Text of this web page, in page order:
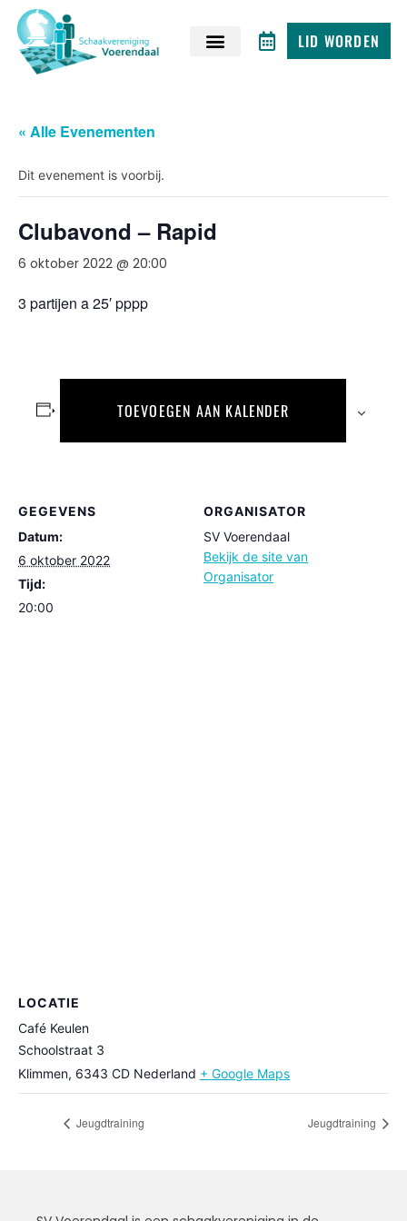
LID WORDEN
« Alle Evenementen
Dit evenement is voorbij.
Clubavond – Rapid
6 oktober 2022 @ 20:00
3 partijen a 25′ pppp
TOEVOEGEN AAN KALENDER
GEGEVENS
Datum:
6 oktober 2022
Tijd:
20:00
ORGANISATOR
SV Voerendaal
Bekijk de site van
Organisator
LOCATIE
Café Keulen
Schoolstraat 3
Klimmen, 6343 CD Nederland + Google Maps
Jeugdtraining Jeugdtraining